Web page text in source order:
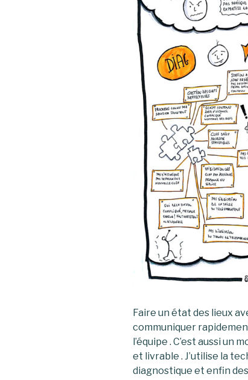
Faire un état des lieux
communiquer
l’équipe . C’est aussi
et livrable . J’utilise la
diagnostique et enfin